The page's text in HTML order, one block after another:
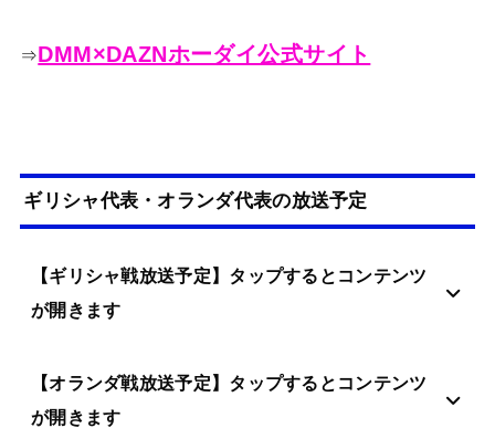
⇒DMM×DAZNホーダイ公式サイト
ギリシャ代表・オランダ代表の放送予定
【ギリシャ戦放送予定】タップするとコンテンツ
が開きます
【オランダ戦放送予定】タップするとコンテンツ
が開きます